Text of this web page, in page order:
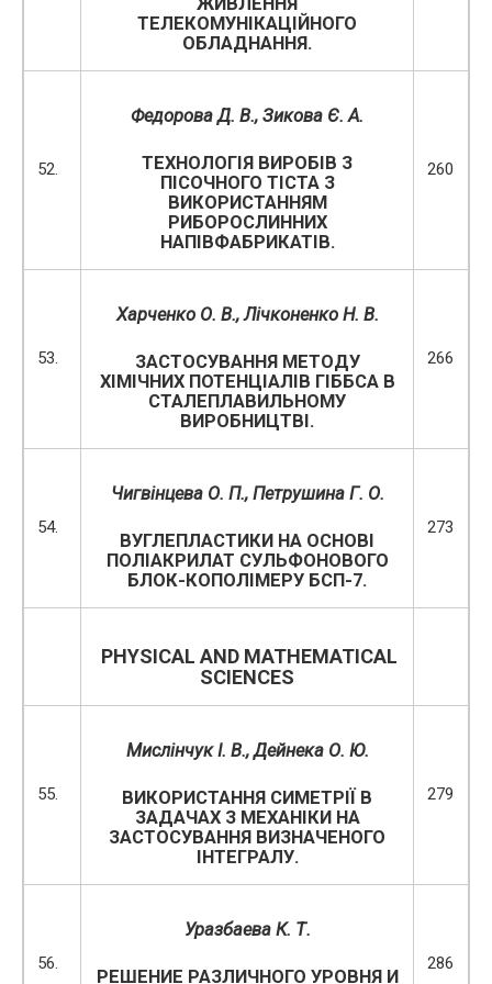
ТЕЛЕКОМУНІКАЦІЙНОГО
ОБЛАДНАННЯ.
52.
Федорова Д. В., Зикова Є. А.
ТЕХНОЛОГІЯ ВИРОБІВ З
ПІСОЧНОГО ТІСТА З
ВИКОРИСТАННЯМ
РИБОРОСЛИННИХ
НАПІВФАБРИКАТІВ.
260
53.
Харченко О. В., Лічконенко Н. В.
ЗАСТОСУВАННЯ МЕТОДУ
ХІМІЧНИХ ПОТЕНЦІАЛІВ ГІББСА В
СТАЛЕПЛАВИЛЬНОМУ
ВИРОБНИЦТВІ.
266
54.
Чигвінцева О. П., Петрушина Г. О.
ВУГЛЕПЛАСТИКИ НА ОСНОВІ
ПОЛІАКРИЛАТ СУЛЬФОНОВОГО
БЛОК-КОПОЛІМЕРУ БСП-7.
273
PHYSICAL AND MATHEMATICAL
SCIENCES
55.
Мислінчук І. В., Дейнека О. Ю.
ВИКОРИСТАННЯ СИМЕТРІЇ В
ЗАДАЧАХ З МЕХАНІКИ НА
ЗАСТОСУВАННЯ ВИЗНАЧЕНОГО
ІНТЕГРАЛУ.
279
56.
Уразбаева К. Т.
РЕШЕНИЕ РАЗЛИЧНОГО УРОВНЯ И
286